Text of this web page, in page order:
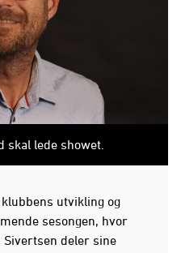
skal lede showet.
utvikling og
sesongen, hvor
Sivertsen deler sine